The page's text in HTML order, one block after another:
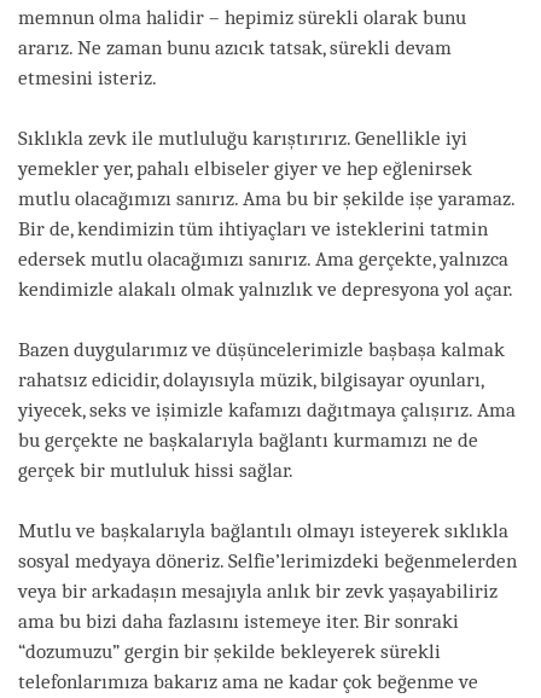
memnun olma halidir – hepimiz sürekli olarak bunu
ararız. Ne zaman bunu azıcık tatsak, sürekli devam
etmesini isteriz.
Sıklıkla zevk ile mutluluğu karıştırırız. Genellikle iyi
yemekler yer, pahalı elbiseler giyer ve hep eğlenirsek
mutlu olacağımızı sanırız. Ama bu bir şekilde işe yaramaz.
Bir de, kendimizin tüm ihtiyaçları ve isteklerini tatmin
edersek mutlu olacağımızı sanırız. Ama gerçekte, yalnızca
kendimizle alakalı olmak yalnızlık ve depresyona yol açar.
Bazen duygularımız ve düşüncelerimizle başbaşa kalmak
rahatsız edicidir, dolayısıyla müzik, bilgisayar oyunları,
yiyecek, seks ve işimizle kafamızı dağıtmaya çalışırız. Ama
bu gerçekte ne başkalarıyla bağlantı kurmamızı ne de
gerçek bir mutluluk hissi sağlar.
Mutlu ve başkalarıyla bağlantılı olmayı isteyerek sıklıkla
sosyal medyaya döneriz. Selfie’lerimizdeki beğenmelerden
veya bir arkadaşın mesajıyla anlık bir zevk yaşayabiliriz
ama bu bizi daha fazlasını istemeye iter. Bir sonraki
“dozumuzu” gergin bir şekilde bekleyerek sürekli
telefonlarımıza bakarız ama ne kadar çok beğenme ve